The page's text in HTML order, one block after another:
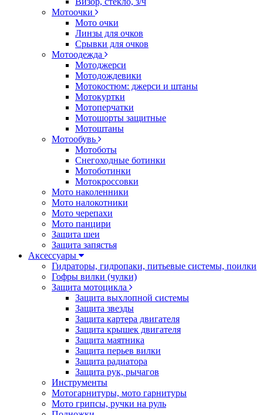
Мотоочки
Мото очки
Линзы для очков
Срывки для очков
Мотоодежда
Мотоджерси
Мотодождевики
Мотокостюм: джерси и штаны
Мотокуртки
Мотоперчатки
Мотошорты защитные
Мотоштаны
Мотообувь
Мотоботы
Снегоходные ботинки
Мотоботинки
Мотокроссовки
Мото наколенники
Мото налокотники
Мото черепахи
Мото панцири
Защита шеи
Защита запястья
Аксессуары
Гидраторы, гидропаки, питьевые системы, поилки
Гофры вилки (чулки)
Защита мотоцикла
Защита выхлопной системы
Защита звезды
Защита картера двигателя
Защита крышек двигателя
Защита маятника
Защита перьев вилки
Защита радиатора
Защита рук, рычагов
Инструменты
Мотогарнитуры, мото гарнитуры
Мото грипсы, ручки на руль